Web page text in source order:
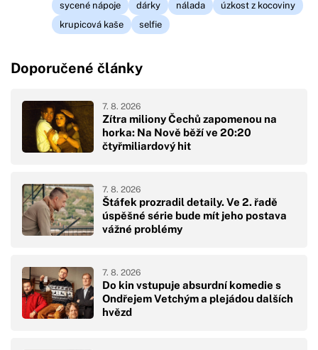
sycené nápoje dárky nálada
úzkost z kocoviny
krupicová kaše
selfie
Doporučené články
Zítra miliony Čechů zapomenou na
horka: Na Nově běží ve 20:20
čtyřmiliardový hit
7. 8. 2026
Štáfek prozradil detaily. Ve 2. řadě
úspěšné série bude mít jeho postava
vážné problémy
7. 8. 2026
Do kin vstupuje absurdní komedie s
Ondřejem Vetchým a plejádou dalších
hvězd
7. 8. 2026